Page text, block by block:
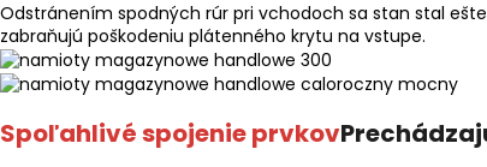
Odstránením spodných rúr pri vchodoch sa stan stal
zabraňujú poškodeniu plátenného krytu na vstupe.
Spoľahlivé spojenie prvkov